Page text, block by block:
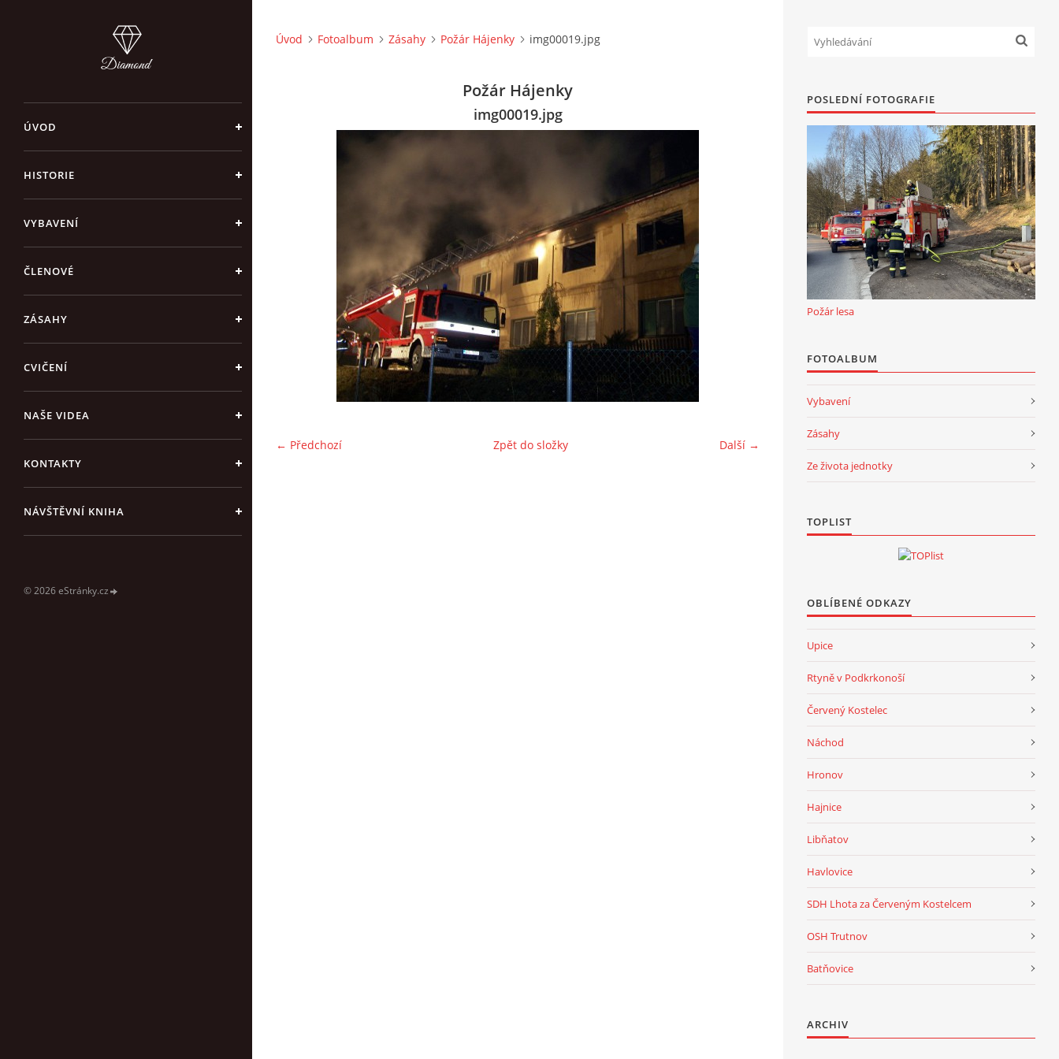
ÚVOD
HISTORIE
VYBAVENÍ
ČLENOVÉ
ZÁSAHY
CVIČENÍ
NAŠE VIDEA
KONTAKTY
NÁVŠTĚVNÍ KNIHA
© 2026 eStránky.cz
Úvod Fotoalbum Zásahy Požár Hájenky img00019.jpg
Požár Hájenky
img00019.jpg
← Předchozí Další →
Zpět do složky
POSLEDNÍ FOTOGRAFIE
Požár lesa
FOTOALBUM
Vybavení
Zásahy
Ze života jednotky
TOPLIST
OBLÍBENÉ ODKAZY
Upice
Rtyně v Podkrkonoší
Červený Kostelec
Náchod
Hronov
Hajnice
Libňatov
Havlovice
SDH Lhota za Červeným Kostelcem
OSH Trutnov
Batňovice
ARCHIV